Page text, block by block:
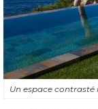
Un espace